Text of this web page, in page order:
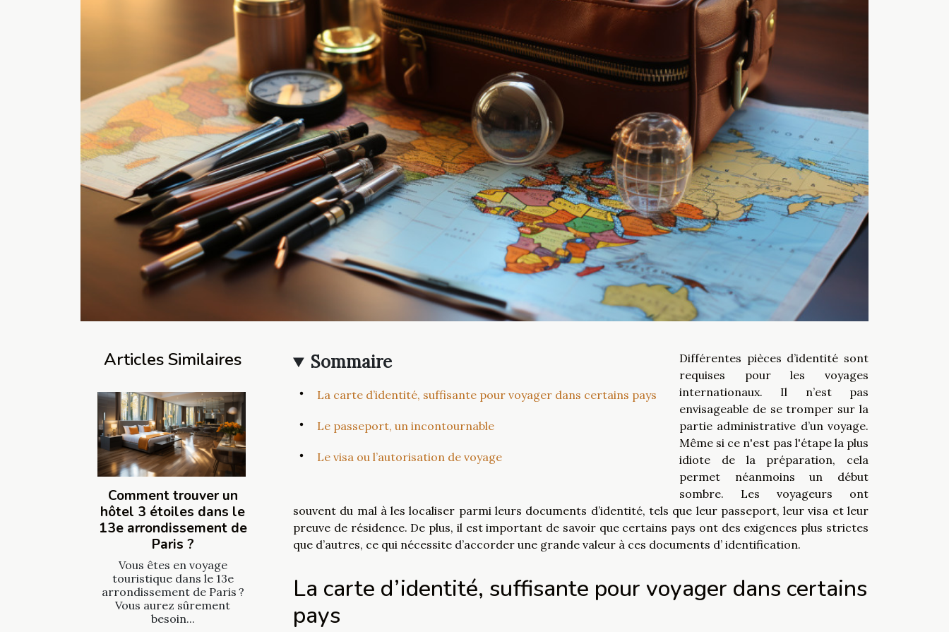
Articles Similaires
Comment trouver un
hôtel 3 étoiles dans le
13e arrondissement de
Paris ?
Vous êtes en voyage
touristique dans le 13e
arrondissement de Paris ?
Vous aurez sûrement
besoin...
Sommaire
La carte d’identité, suffisante pour voyager dans certains pays
Le passeport, un incontournable
Le visa ou l’autorisation de voyage
Différentes pièces d’identité sont
requises pour les voyages
internationaux. Il n’est pas
envisageable de se tromper sur la
partie administrative d’un voyage.
Même si ce n'est pas l'étape la plus
idiote de la préparation, cela
permet néanmoins un début
sombre. Les voyageurs ont
souvent du mal à les localiser parmi leurs documents d’identité, tels que leur passeport, leur visa et leur
preuve de résidence. De plus, il est important de savoir que certains pays ont des exigences plus strictes
que d’autres, ce qui nécessite d’accorder une grande valeur à ces documents d’ identification.
La carte d’identité, suffisante pour voyager dans certains
pays